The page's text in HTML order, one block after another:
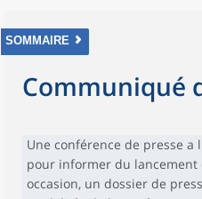
SOMMAIRE
Communiqué
Une conférence de presse
pour informer du lancement
occasion, un dossier de